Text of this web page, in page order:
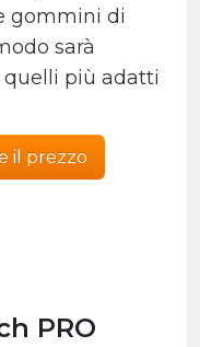
gommini di
sarà
quelli più adatti
il prezzo
PRO